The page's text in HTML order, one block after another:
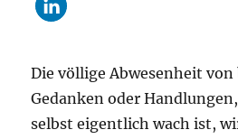
Die völlige Abwesenheit von
Gedanken oder
selbst eigentlich wach ist,